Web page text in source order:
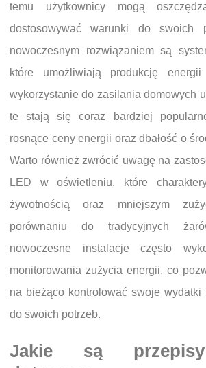
temu użytkownicy mogą
dostosowywać warunki do swoich
nowoczesnym rozwiązaniem są
które umożliwiają produkcję
wykorzystanie do zasilania domowych
te stają się coraz bardziej
rosnące ceny energii oraz dbałość o
Warto również zwrócić uwagę na
LED w oświetleniu, które
żywotnością oraz mniejszym
porównaniu do tradycyjnych
nowoczesne instalacje często
monitorowania zużycia energii, co
na bieżąco kontrolować swoje wydatki
do swoich potrzeb.
Jakie są